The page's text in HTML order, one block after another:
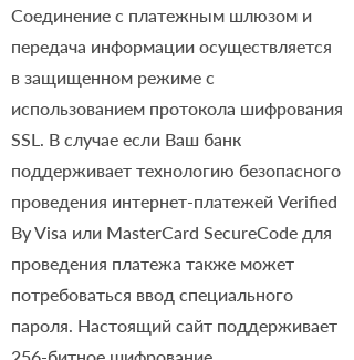
Соединение с платежным шлюзом и
передача информации осуществляется
в защищенном режиме с
использованием протокола шифрования
SSL. В случае если Ваш банк
поддерживает технологию безопасного
проведения интернет-платежей Verified
By Visa или MasterCard SecureCode для
проведения платежа также может
потребоваться ввод специального
пароля. Настоящий сайт поддерживает